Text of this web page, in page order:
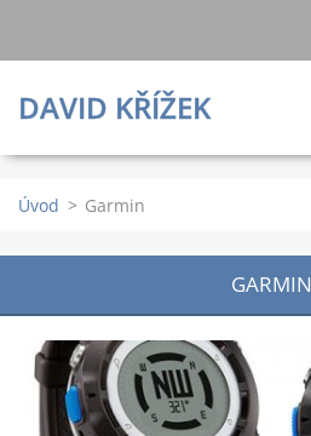
DAVID KŘÍŽEK
Úvod > Garmin
GARMIN